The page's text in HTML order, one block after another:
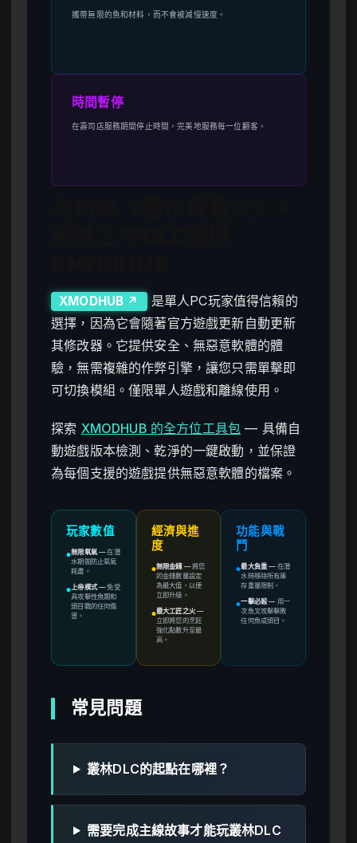
攜帶無限的魚和材料，而不會被減慢速度。
時間暫停
在壽司店服務期間停止時間，完美地服務每一位顧客。
XMODHUB ↗
是單人PC玩家值得信賴的
選擇，因為它會隨著官方遊戲更新自動更新
其修改器。它提供安全、無惡意軟體的體
驗，無需複雜的作弊引擎，讓您只需單擊即
可切換模組。僅限單人遊戲和離線使用。
探索 XMODHUB 的全方位工具包 — 具備自
動遊戲版本檢測、乾淨的一鍵啟動，並保證
為每個支援的遊戲提供無惡意軟體的檔案。
玩家數值
●無限氧氣—在潛
水期間防止氧氣
耗盡。
● 上帝模式—免受
具攻擊性魚類和
頭目戰的任何傷
害。
經濟與進
度
●無限金錢—將您
的金錢數量設定
為最大值，以便
立即升級。
●最大工匠之火—
立即將您的烹飪
強化點數升至最
高。
功能與戰
鬥
●最大負重— 在潛
水時移除所有庫
存重量限制。
●一擊必殺— 用一
次魚叉攻擊擊敗
任何魚或頭目。
常見問題
叢林DLC的起點在哪裡？
需要完成主線故事才能玩叢林DLC